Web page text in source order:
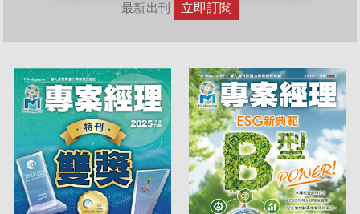
最新出刊 立即訂閱